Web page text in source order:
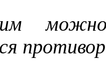
можно